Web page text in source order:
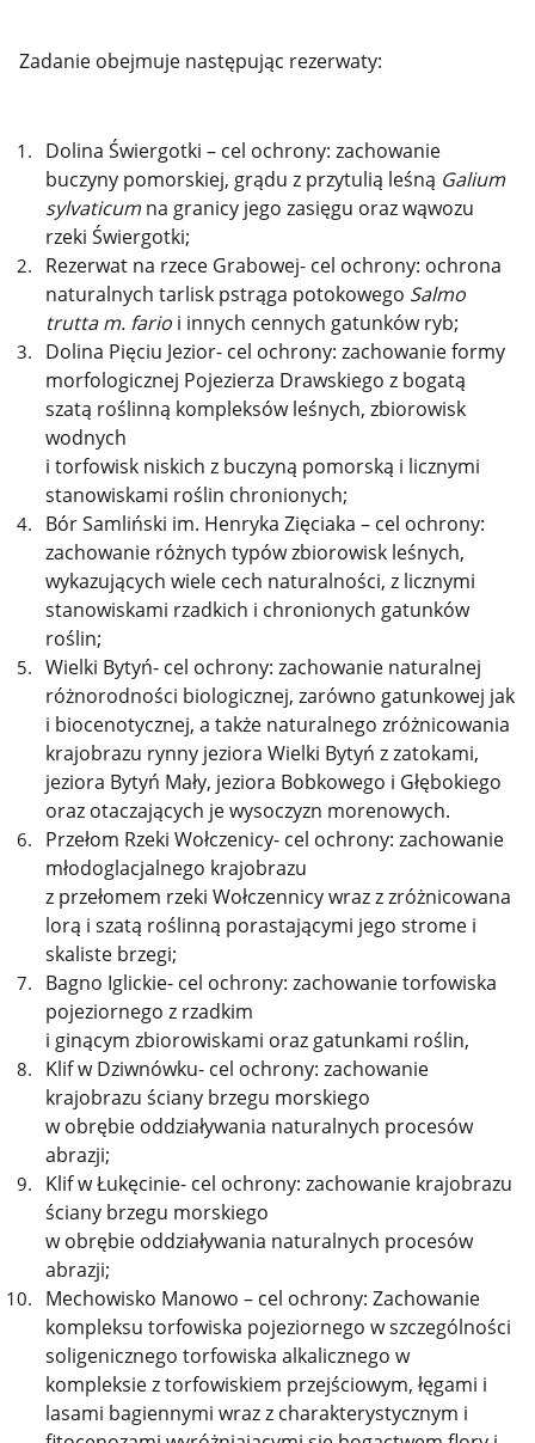
Zadanie obejmuje następując rezerwaty:
Dolina Świergotki – cel ochrony: zachowanie
buczyny pomorskiej, grądu z przytulią leśną Galium
sylvaticumna granicy jego zasięgu oraz wąwozu
rzeki Świergotki;
Rezerwat na rzece Grabowej- cel ochrony: ochrona
naturalnych tarlisk pstrąga potokowego Salmo
trutta m. fario i innych cennych gatunków ryb;
Dolina Pięciu Jezior- cel ochrony: zachowanie formy
morfologicznej Pojezierza Drawskiego z bogatą
szatą roślinną kompleksów leśnych, zbiorowisk
wodnych
i torfowisk niskich z buczyną pomorską i licznymi
stanowiskami roślin chronionych;
Bór Samliński im. Henryka Zięciaka – cel ochrony:
zachowanie różnych typów zbiorowisk leśnych,
wykazujących wiele cech naturalności, z licznymi
stanowiskami rzadkich i chronionych gatunków
roślin;
Wielki Bytyń- cel ochrony: zachowanie naturalnej
różnorodności biologicznej, zarówno gatunkowej jak
i biocenotycznej, a także naturalnego zróżnicowania
krajobrazu rynny jeziora Wielki Bytyń z zatokami,
jeziora Bytyń Mały, jeziora Bobkowego i Głębokiego
oraz otaczających je wysoczyzn morenowych.
Przełom Rzeki Wołczenicy- cel ochrony: zachowanie
młodoglacjalnego krajobrazu
z przełomem rzeki Wołczennicy wraz z zróżnicowana
lorą i szatą roślinną porastającymi jego strome i
skaliste brzegi;
Bagno Iglickie- cel ochrony: zachowanie torfowiska
pojeziornego z rzadkim
i ginącym zbiorowiskami oraz gatunkami roślin,
Klif w Dziwnówku- cel ochrony: zachowanie
krajobrazu ściany brzegu morskiego
w obrębie oddziaływania naturalnych procesów
abrazji;
Klif w Łukęcinie- cel ochrony: zachowanie krajobrazu
ściany brzegu morskiego
w obrębie oddziaływania naturalnych procesów
abrazji;
Mechowisko Manowo – cel ochrony: Zachowanie
kompleksu torfowiska pojeziornego w szczególności
soligenicznego torfowiska alkalicznego w
kompleksie z torfowiskiem przejściowym, łęgami i
lasami bagiennymi wraz z charakterystycznym i